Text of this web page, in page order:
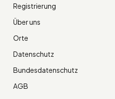
Registrierung
Über uns
Orte
Datenschutz
Bundesdatenschutz
AGB